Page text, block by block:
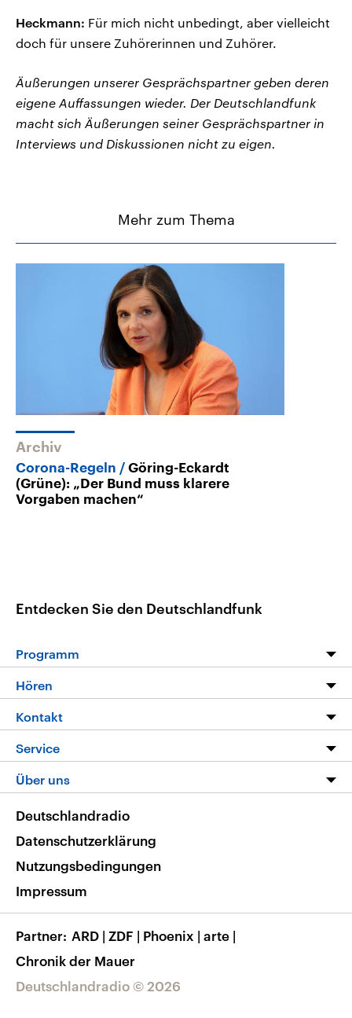
Heckmann: Für mich nicht unbedingt, aber vielleicht
doch für unsere Zuhörerinnen und Zuhörer.
Äußerungen unserer Gesprächspartner geben deren
eigene Auffassungen wieder. Der Deutschlandfunk
macht sich Äußerungen seiner Gesprächspartner in
Interviews und Diskussionen nicht zu eigen.
Mehr zum Thema
Archiv
Corona-Regeln
Göring-Eckardt
(Grüne): „Der Bund muss klarere
Vorgaben machen“
Entdecken Sie den Deutschlandfunk
Programm
Programm
Die Nachrichten
Nachrichtenleicht
Neue Beiträge auf dlf.de
Hören
Livestream
Podcasts
Deutschlandfunk App
Nachrichten App
Frequenzen
Kontakt
Hörerservice
Service
FAQ
Veranstaltungen
Musikliste
RSS
Über uns
Barrierefreiheit
Deutschlandradio © 2026
Deutschlandradio
Datenschutzerklärung
Nutzungsbedingungen
Impressum
Partner ARD | ZDF | Phoenix | arte |
Chronik der Mauer